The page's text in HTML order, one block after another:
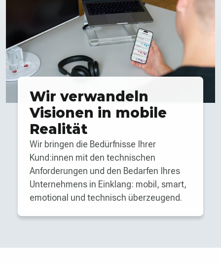
Wir verwandeln
Visionen in mobile
Realität
Wir bringen die Bedürfnisse Ihrer
Kund:innen mit den technischen
Anforderungen und den Bedarfen Ihres
Unternehmens in Einklang: mobil, smart,
emotional und technisch überzeugend.